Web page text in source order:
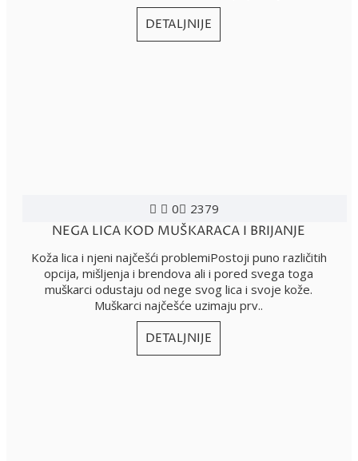
DETALJNIJE
0 2379
NEGA LICA KOD MUŠKARACA I BRIJANJE
Koža lica i njeni najčešći problemiPostoji puno različitih
opcija, mišljenja i brendova ali i pored svega toga
muškarci odustaju od nege svog lica i svoje kože.
Muškarci najčešće uzimaju prv..
DETALJNIJE